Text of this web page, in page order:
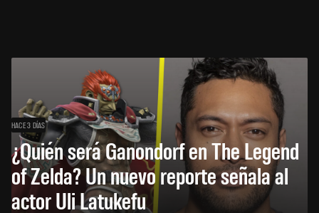
HACE 3 DÍAS
¿Quién será Ganondorf en The Legend
of Zelda? Un nuevo reporte señala al
actor Uli Latukefu